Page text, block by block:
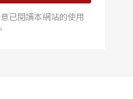
已閱讀本網站的使用